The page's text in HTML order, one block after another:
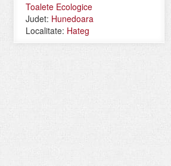
Toalete Ecologice
Judet: Hunedoara
Localitate: Hateg